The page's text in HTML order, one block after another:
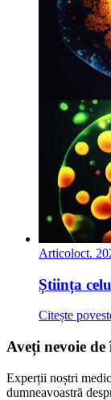
Articoloct.
Știința
Citește
Aveți nevoie
Experții noștri
dumneavoastră